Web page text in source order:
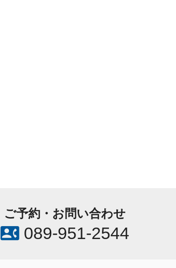
ご予約・お問い合わせ
contact_phone089-951-2544